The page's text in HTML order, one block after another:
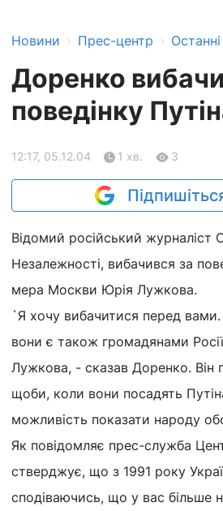
Новини › Прес-центр › Останні
Доренко
поведінку
12:17, 05.12.04 1 хв. 3
Відомий російський журналіст
Незалежності, вибачився за
мера Москви Юрія Лужкова.
`Я хочу вибачитися перед
вони є також громадянами
Лужкова, - сказав Доренко. Він
щоби, коли вони посадять
можливість показати народу
Як повідомляє прес-служба
стверджує, що з 1991 року
сподіваючись, що у вас більше